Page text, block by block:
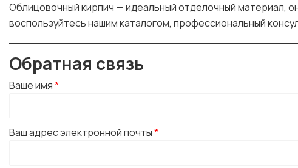
Облицовочный кирпич — идеальный отделочный материал,
воспользуйтесь нашим каталогом, профессиональный
Обратная связь
Ваше имя*
Ваш адрес электронной почты*